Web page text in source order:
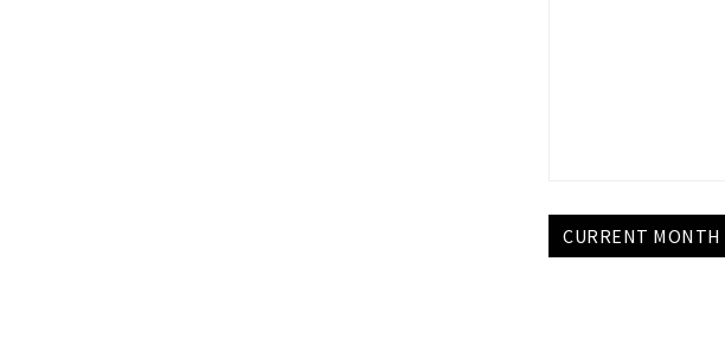
CURRENT MONTH